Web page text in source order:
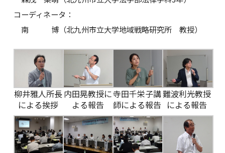
コーディネータ：
南 博（北九州市立大学地域戦略研究所 教授）
柳井雅人所長
による挨拶
内田晃教授に
よる報告
寺田千栄子講
師による報告
難波利光教授
による報告